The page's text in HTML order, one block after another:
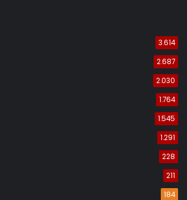
3.614
2.687
2.030
1.764
1.545
1.291
228
211
184